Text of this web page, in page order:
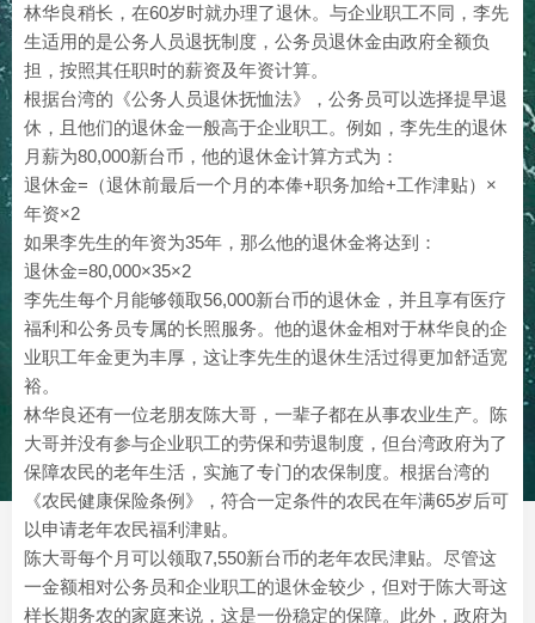
林华良稍长，在60岁时就办理了退休。与企业职工不同，李先
生适用的是公务人员退抚制度，公务员退休金由政府全额负
担，按照其任职时的薪资及年资计算。
根据台湾的《公务人员退休抚恤法》，公务员可以选择提早退
休，且他们的退休金一般高于企业职工。例如，李先生的退休
月薪为80,000新台币，他的退休金计算方式为：
退休金=（退休前最后一个月的本俸+职务加给+工作津贴）×
年资×2
如果李先生的年资为35年，那么他的退休金将达到：
退休金=80,000×35×2
李先生每个月能够领取56,000新台币的退休金，并且享有医疗
福利和公务员专属的长照服务。他的退休金相对于林华良的企
业职工年金更为丰厚，这让李先生的退休生活过得更加舒适宽
裕。
林华良还有一位老朋友陈大哥，一辈子都在从事农业生产。陈
大哥并没有参与企业职工的劳保和劳退制度，但台湾政府为了
保障农民的老年生活，实施了专门的农保制度。根据台湾的
《农民健康保险条例》，符合一定条件的农民在年满65岁后可
以申请老年农民福利津贴。
陈大哥每个月可以领取7,550新台币的老年农民津贴。尽管这
一金额相对公务员和企业职工的退休金较少，但对于陈大哥这
样长期务农的家庭来说，这是一份稳定的保障。此外，政府为